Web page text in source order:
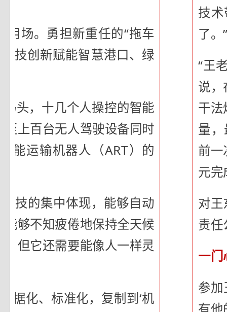
用场。勇担新重任的“拖车
技创新赋能智慧港口、绿
头，十几个人操控的智能
上百台无人驾驶设备同时
能运输机器人（ART）的
科技的集中体现，能够自动
够不知疲倦地保持全天候
但它还需要能像人一样灵
据化、标准化，复制到‘机
技
了。
“王
说，
干法
量
前一
元完
对王
责任
一门
参